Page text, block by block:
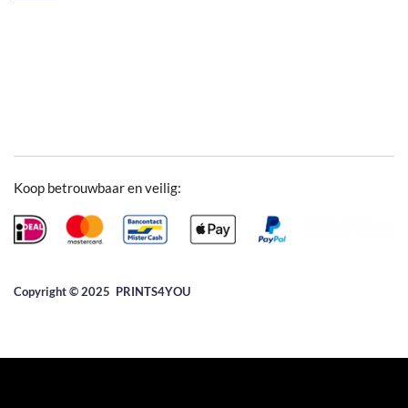
Koop betrouwbaar en veilig:
Copyright © 2025 ​PRINTS4YOU